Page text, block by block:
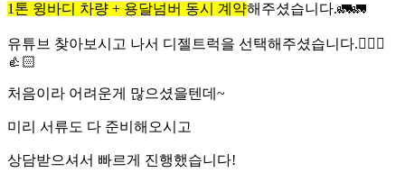
1톤 윙바디 차량 + 용달넘버 동시 계약해주셨습니다.🚛🚛
유튜브 찾아보시고 나서 디젤트럭을 선택해주셨습니다.👨‍❤️‍👨
👍🏻
처음이라 어려운게 많으셨을텐데~
미리 서류도 다 준비해오시고
상담받으셔서 빠르게 진행했습니다!